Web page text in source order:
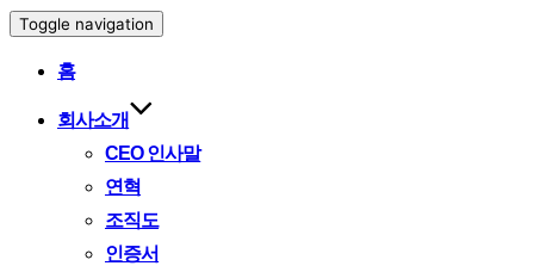
Toggle navigation
홈
회사소개
CEO 인사말
연혁
조직도
인증서